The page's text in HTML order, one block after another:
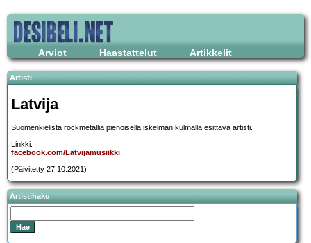
Arviot Haastattelut Artikkelit
Artisti
Latvija
Suomenkielistä rockmetallia pienoisella iskelmän kulmalla esittävä artisti.
Linkki:
facebook.com/Latvijamusiikki
(Päivitetty 27.10.2021)
Artistihaku